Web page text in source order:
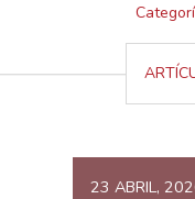
23 ABRIL,